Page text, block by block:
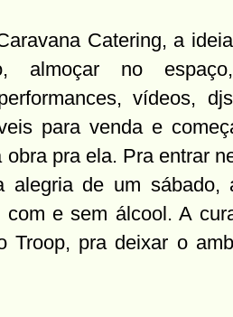
Catering, a ideia
almoçar no espaço,
vídeos,
para venda e
obra pra ela. Pra entrar
alegria de um sábado,
com e sem álcool. A
Troop, pra deixar o